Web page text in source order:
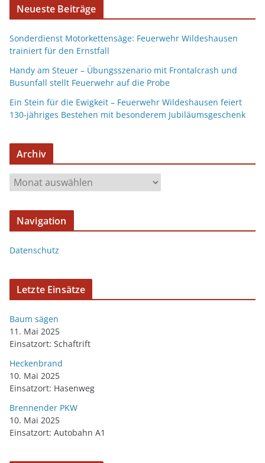
Neueste Beiträge
Sonderdienst Motorkettensäge: Feuerwehr Wildeshausen
trainiert für den Ernstfall
Handy am Steuer – Übungsszenario mit Frontalcrash und
Busunfall stellt Feuerwehr auf die Probe
Ein Stein für die Ewigkeit – Feuerwehr Wildeshausen feiert
130-jähriges Bestehen mit besonderem Jubiläumsgeschenk
Archiv
Navigation
Datenschutz
Letzte Einsätze
Baum sägen
11. Mai 2025
Einsatzort: Schaftrift
Heckenbrand
10. Mai 2025
Einsatzort: Hasenweg
Brennender PKW
10. Mai 2025
Einsatzort: Autobahn A1